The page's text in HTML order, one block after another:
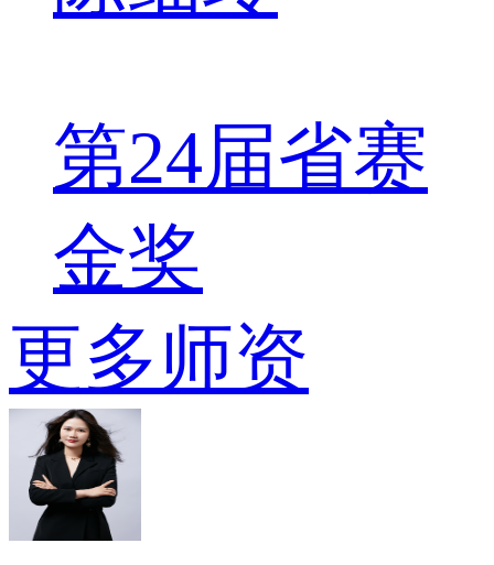
第24届省赛
金奖
更多师资